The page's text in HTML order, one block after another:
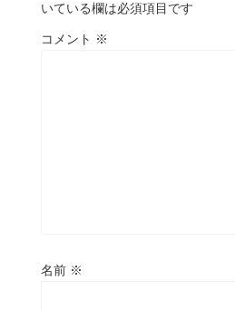
いている欄は必須項目です
コメント ※
名前 ※